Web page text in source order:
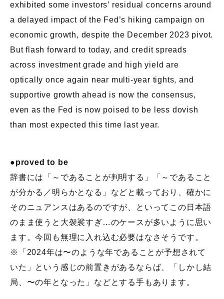
exhibited some investors’ residual concerns around
a delayed impact of the Fed’s hiking campaign on
economic growth, despite the December 2023 pivot.
But flash forward to today, and credit spreads
across investment grade and high yield are
optically once again near multi-year tights, and
supportive growth ahead is now the consensus,
even as the Fed is now poised to be less dovish
than most expected this time last year.
●proved to be
辞書には「～であることが判明する」「～であること
が分かる／明らかとなる」などと載っており、確かに
そのニュアンスはあるのですが、といってこの日本語
のまま使うと大袈裟すぎ…のケースが多いように思い
ます。今回も無理に入れ込む必要はなさそうです。
※「2024年は〜のような年であることが予想されて
いた」という感じの前置きがあるならば、「しかし結
局、〜の年となった」などとする手もあります。